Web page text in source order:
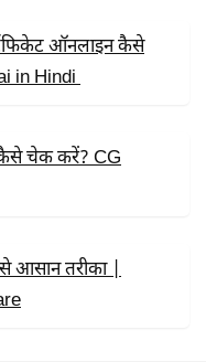
ऑनलाइन कैसे
in Hindi
कैसे चेक करें? CG
आसान तरीका |